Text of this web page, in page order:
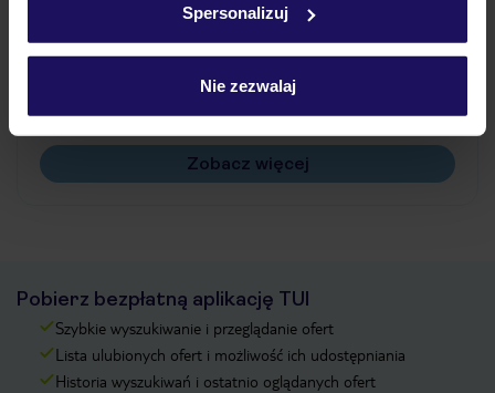
Spersonalizuj
Nie zezwalaj
Często zadawane pytania
Jak zmienić uczestników/osobę zgłaszającą?
Na jakiej podstawie i gdzie otrzymam karty
pokładowe/bilety lotnicze?
Zobacz więcej
Pobierz bezpłatną aplikację TUI
Szybkie wyszukiwanie i przeglądanie ofert
Lista ulubionych ofert i możliwość ich udostępniania
Historia wyszukiwań i ostatnio oglądanych ofert